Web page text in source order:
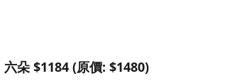
六朵 $1184 (原價: $1480)